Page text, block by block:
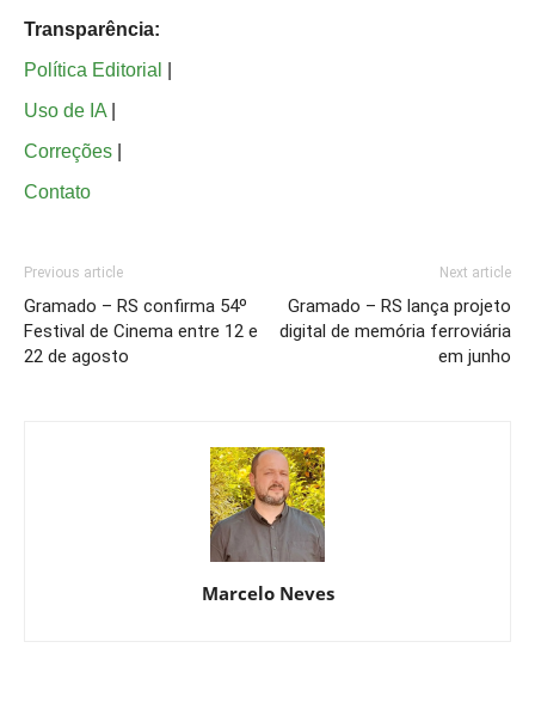
Transparência:
Política Editorial
Uso de IA
Correções
Contato
Previous article
Gramado – RS confirma 54º
Festival de Cinema entre 12 e
22 de agosto
Next article
Gramado – RS lança projeto
digital de memória ferroviária
em junho
Marcelo Neves